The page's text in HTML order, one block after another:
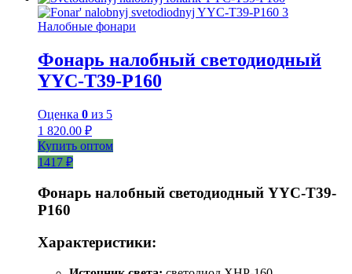
Налобные фонари
Фонарь налобный светодиодный
YYC-T39-P160
Оценка 0 из 5
1 820.00 ₽
Купить оптом
1417 ₽
Фонарь налобный светодиодный YYC-T39-
P160
Характеристики: